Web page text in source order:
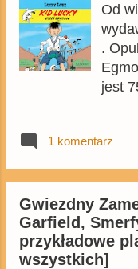
Od
.
jest
1 komentarz
Gwiezdny
Garfield,
przykładowe
wszystkich]